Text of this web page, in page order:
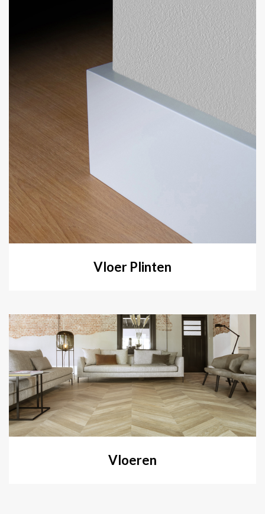
Vloer Plinten
Vloeren